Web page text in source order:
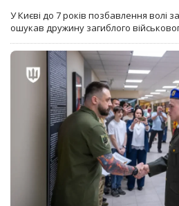
У Києві до 7 років позбавлення волі
ошукав дружину загиблого